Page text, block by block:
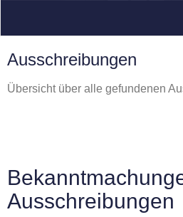
Ausschreibungen
Übersicht über alle gefundenen
Ausschreibungen